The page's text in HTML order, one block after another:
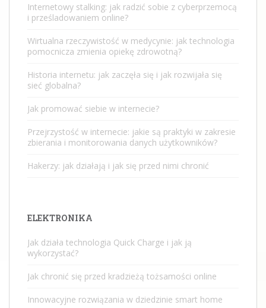
Internetowy stalking: jak radzić sobie z cyberprzemocą
i prześladowaniem online?
Wirtualna rzeczywistość w medycynie: jak technologia
pomocnicza zmienia opiekę zdrowotną?
Historia internetu: jak zaczęła się i jak rozwijała się
sieć globalna?
Jak promować siebie w internecie?
Przejrzystość w internecie: jakie są praktyki w zakresie
zbierania i monitorowania danych użytkowników?
Hakerzy: jak działają i jak się przed nimi chronić
ELEKTRONIKA
Jak działa technologia Quick Charge i jak ją
wykorzystać?
Jak chronić się przed kradzieżą tożsamości online
Innowacyjne rozwiązania w dziedzinie smart home